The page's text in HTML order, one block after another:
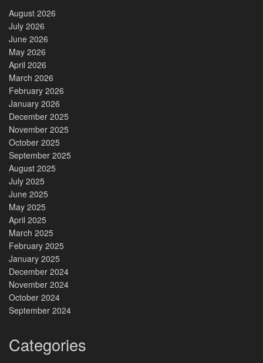
August 2026
July 2026
June 2026
May 2026
April 2026
March 2026
February 2026
January 2026
December 2025
November 2025
October 2025
September 2025
August 2025
July 2025
June 2025
May 2025
April 2025
March 2025
February 2025
January 2025
December 2024
November 2024
October 2024
September 2024
Categories